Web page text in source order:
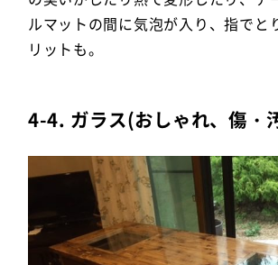
ルマットの間に気泡が入り、指でと
リットも。
4-4. ガラス(おしゃれ、傷・